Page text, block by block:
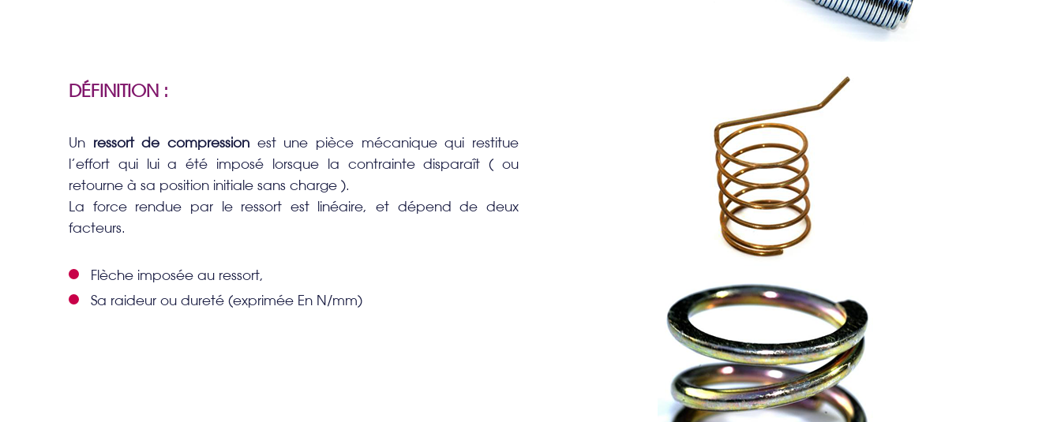
DÉFINITION :
Un ressort de compression est une pièce mécanique qui restitue
l’effort qui lui a été imposé lorsque la contrainte disparaît ( ou
retourne à sa position initiale sans charge ).
La force rendue par le ressort est linéaire, et dépend de deux
facteurs.
Flèche imposée au ressort,
Sa raideur ou dureté (exprimée En N/mm)